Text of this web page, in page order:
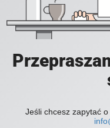
Jeśli chcesz zapytać